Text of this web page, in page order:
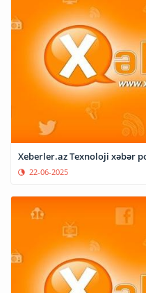
Xeberler.az Texnoloji xəbər
22-06-2025